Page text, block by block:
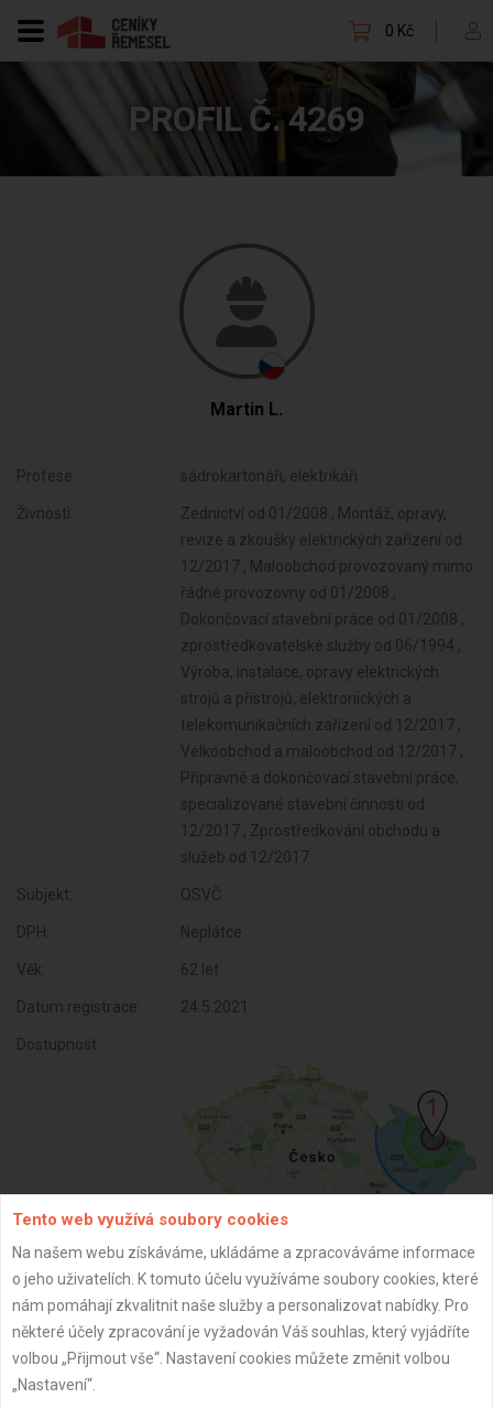
0 Kč
PROFIL Č. 4269
Martin L.
Profese: sádrokartonáři, elektrikáři
Živnosti:
Zednictví od 01/2008 , Montáž, opravy,
revize a zkoušky elektrických zařízení od
12/2017 , Maloobchod provozovaný mimo
řádné provozovny od 01/2008 ,
Dokončovací stavební práce od 01/2008 ,
zprostředkovatelské služby od 06/1994 ,
Výroba, instalace, opravy elektrických
strojů a přístrojů, elektronických a
telekomunikačních zařízení od 12/2017 ,
Velkoobchod a maloobchod od 12/2017 ,
Přípravné a dokončovací stavební práce,
specializované stavební činnosti od
12/2017 , Zprostředkování obchodu a
služeb od 12/2017
Subjekt: OSVČ
DPH: Neplátce
Věk: 62 let
Datum registrace: 24.5.2021
Dostupnost:
ZPĚT
Tento web využívá soubory cookies
Na našem webu získáváme, ukládáme a zpracováváme informace
o jeho uživatelích. K tomuto účelu využíváme soubory cookies, které
nám pomáhají zkvalitnit naše služby a personalizovat nabídky. Pro
některé účely zpracování je vyžadován Váš souhlas, který vyjádříte
volbou „Přijmout vše“. Nastavení cookies můžete změnit volbou
„Nastavení“.